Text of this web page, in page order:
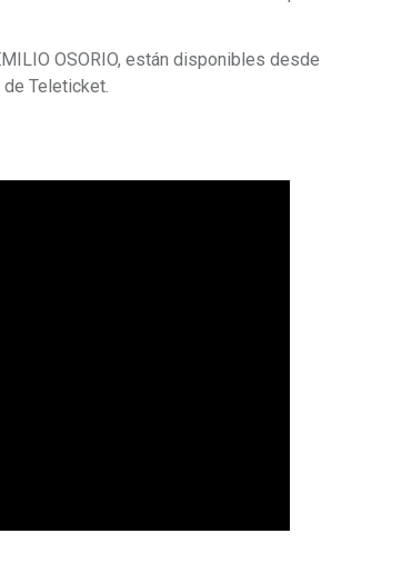
OSORIO, están disponibles desde
Teleticket.